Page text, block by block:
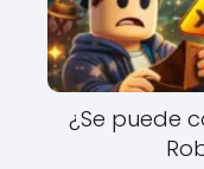
¿Se puede